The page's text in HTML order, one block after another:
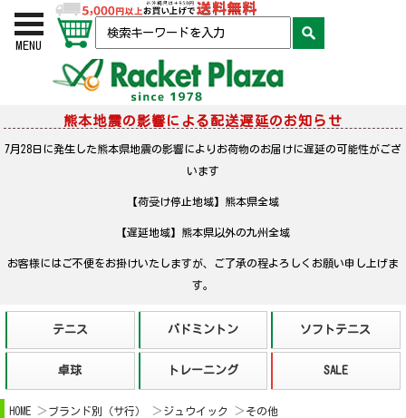
MENU
熊本地震の影響による配送遅延のお知らせ
7月28日に発生した熊本県地震の影響によりお荷物のお届けに遅延の可能性がござ
います
【荷受け停止地域】熊本県全域
【遅延地域】熊本県以外の九州全域
お客様にはご不便をお掛けいたしますが、ご了承の程よろしくお願い申し上げま
す。
HOME ブランド別（サ行） ジュウイック その他